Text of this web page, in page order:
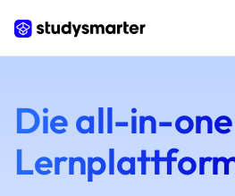
Die all-in-one